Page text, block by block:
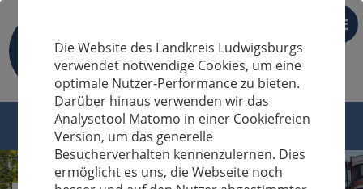
DE
Die Website des Landkreis Ludwigsburgs
verwendet notwendige Cookies, um eine
optimale Nutzer-Performance zu bieten.
Darüber hinaus verwenden wir das
Analysetool Matomo in einer Cookiefreien
Version, um das generelle
Besucherverhalten kennenzulernen. Dies
ermöglicht es uns, die Webseite noch